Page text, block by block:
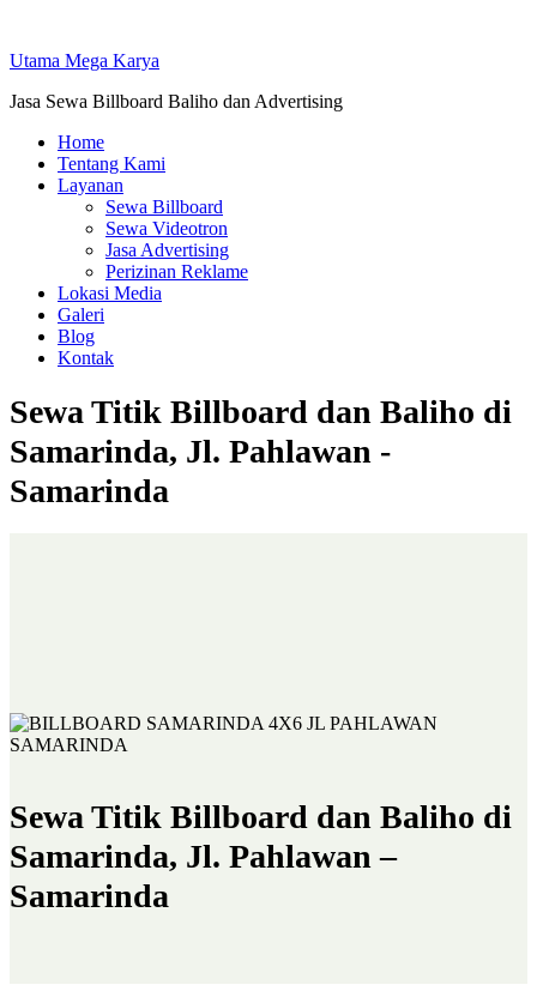
content
Utama Mega Karya
Jasa Sewa Billboard Baliho dan Advertising
Home
Tentang Kami
Layanan
Sewa Billboard
Sewa Videotron
Jasa Advertising
Perizinan Reklame
Lokasi Media
Galeri
Blog
Kontak
Sewa Titik Billboard dan Baliho di
Samarinda, Jl. Pahlawan -
Samarinda
Sewa Titik Billboard dan Baliho di
Samarinda, Jl. Pahlawan –
Samarinda